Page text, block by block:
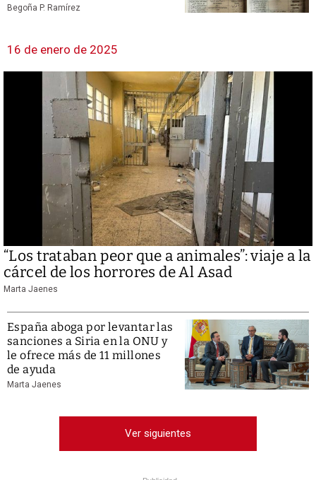
Begoña P. Ramírez
16 de enero de 2025
“Los trataban peor que a animales”: viaje a la
cárcel de los horrores de Al Asad
Marta Jaenes
España aboga por levantar las
sanciones a Siria en la ONU y
le ofrece más de 11 millones
de ayuda
Marta Jaenes
Ver siguientes